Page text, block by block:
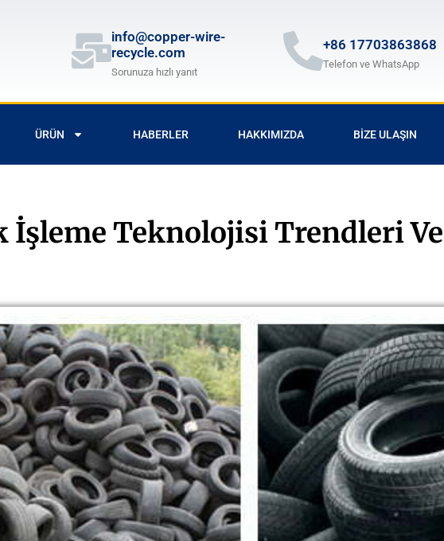
info@copper-wire-
recycle.com
Sorunuza hızlı yanıt
+86 17703863868
Telefon ve WhatsApp
ÜRÜN HABERLER HAKKIMIZDA BIZE ULAŞIN
İşleme Teknolojisi Trendleri